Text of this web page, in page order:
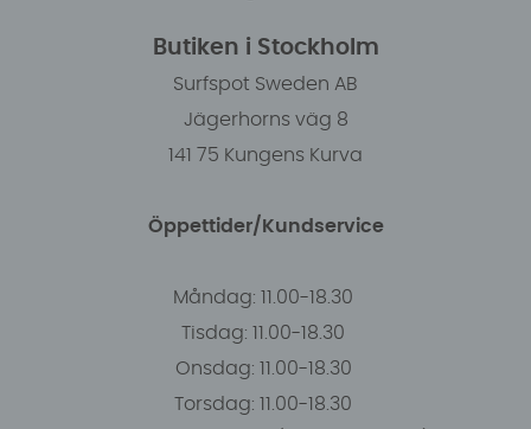
Butiken i Stockholm
Surfspot Sweden AB
Jägerhorns väg 8
141 75 Kungens Kurva
Öppettider/Kundservice
Måndag: 11.00-18.30
Tisdag: 11.00-18.30
Onsdag: 11.00-18.30
Torsdag: 11.00-18.30